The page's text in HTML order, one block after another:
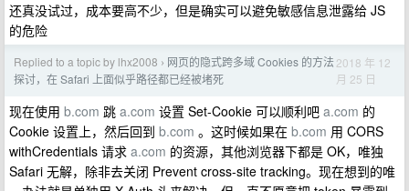
还真没试过，成本要高不少，但是确实可以避免敏感信息泄露给 JS
的危险
Replied to a topic by lhx2008 › 网页的隐式跨多域 Cookies 的方法
探讨，在 Safari 上面似乎路径都已经被堵死
2018 年 12
月 25 日
现在使用 b.com 跳 a.com 设置 Set-Cookie 可以顺利吧 a.com 的
Cookie 设置上，然后回到 b.com 。这时候如果在 b.com 用 CORS
withCredentials 请求 a.com 的资源，其他浏览器下都是 OK，唯独
Safari 无解，除非去关闭 Prevent cross-site tracking。现在想到的唯